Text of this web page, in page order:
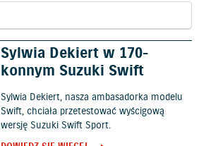
Sylwia Dekiert w 170-
konnym Suzuki Swift
Sylwia Dekiert, nasza ambasadorka modelu
Swift, chciała przetestować wyścigową
wersję Suzuki Swift Sport.